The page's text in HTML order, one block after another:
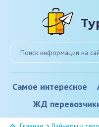
Самое интересное
ЖД